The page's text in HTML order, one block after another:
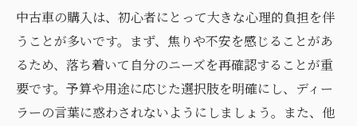
中古車の購入は、初心者にとって大きな心理的負担を伴
うことが多いです。まず、焦りや不安を感じることがあ
るため、落ち着いて自分のニーズを再確認することが重
要です。予算や用途に応じた選択肢を明確にし、ディー
ラーの言葉に惑わされないようにしましょう。また、他